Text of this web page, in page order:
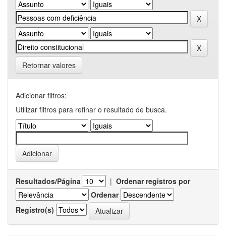
Retornar valores
Adicionar filtros:
Utilizar filtros para refinar o resultado de busca.
Resultados/Página | Ordenar registros por
Ordenar
Registro(s)